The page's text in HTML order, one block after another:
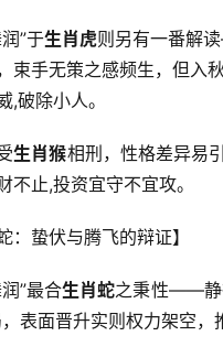
”于生肖虎则另有一番解
束手无策之感频生，但入
,破除小人。
生肖猴相刑，性格差异易
不止,投资宜守不宜攻。
：蛰伏与腾飞的辩证】
”最合生肖蛇之秉性——静
，表面晋升实则权力架空，